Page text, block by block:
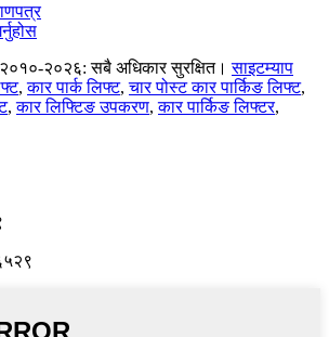
२०२६: सबै अधिकार सुरक्षित। साइटम्याप
,कार पार्क लिफ्ट,चार पोस्ट कार पार्किङ लिफ्ट,
,कार लिफ्टिङ उपकरण,कार पार्किङ लिफ्टर,